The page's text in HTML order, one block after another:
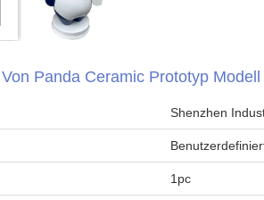
Panda Ceramic Prototyp Modell
Shenzhen
1pc